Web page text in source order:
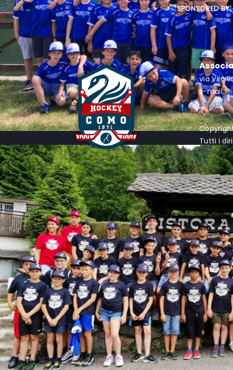
sponsored by:
via
E-mail:
Cookie
Copyright
Tutti i